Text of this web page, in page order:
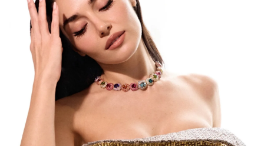
sınırlı olarak açık rızanız dahilinde kullanılacaktır.
Çerezlere ilişkin tercihlerinizi aşağıda yer alan panel
vasıtasıyla belirleyebilirsiniz. Çerezlere ilişkin detaylı bilgi
için Ayarlar butonuna tıklayabilir,Çerez Bilgilendirme
Metnimizi
ziyaret edebilirsiniz.
6698 sayılı Kişisel Verilerin Korunması Kanunu uyarınca
hazırlanmış Aydınlatma Metnimizi okumak ve sitemizde
ilgili mevzuata uygun olarak kullanılan çerezlerle ilgili bilgi